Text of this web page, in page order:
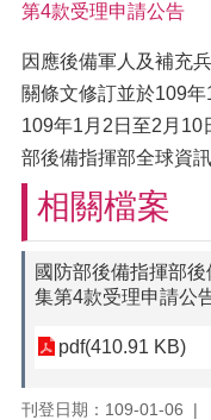
第4款受理申請公告
因應後備軍人及補充
關條文修訂並於109
109年1月2日至2月10
部後備指揮部全球資
相關檔案
國防部後備指揮部
集第4款受理申請公
pdf(410.91 KB)
刊登日期：109-01-06